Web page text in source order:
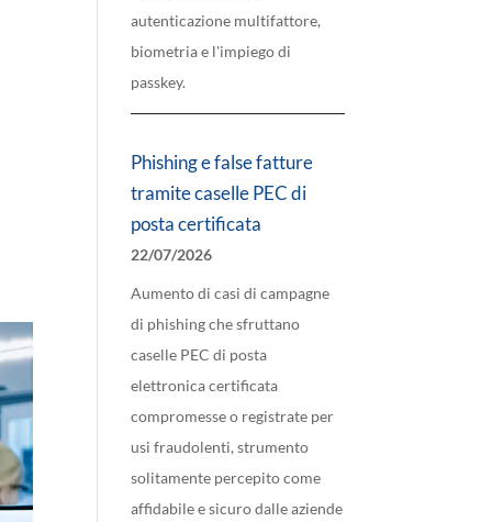
autenticazione multifattore,
biometria e l'impiego di
passkey.
Phishing e false fatture
tramite caselle PEC di
posta certificata
22/07/2026
Aumento di casi di campagne
di phishing che sfruttano
caselle PEC di posta
elettronica certificata
compromesse o registrate per
usi fraudolenti, strumento
solitamente percepito come
affidabile e sicuro dalle aziende